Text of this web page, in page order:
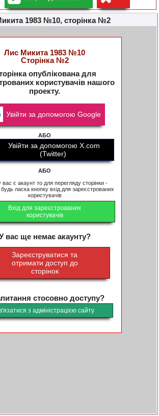
1983 №10, сторінка №2
Лис Микита 1983 №10
Сторінка №2
опублікована для
користувачів нашого
проекту.
Увійти за допомогою Google
АБО
Увійти за допомогою X.com
(Twitter)
АБО
є акаунт то для перегляду сторінки -
будь ласка кнопку вхід для зареєстрованих
користувачів
Вхід для зареєстрованих
користувачів
вас ще немає акаунту?
Зареєструватися та
отримати доступ до
сторінок
стосовно доступу?
з адміністрацією сайту